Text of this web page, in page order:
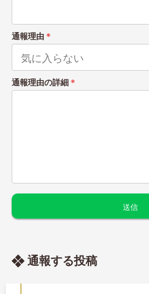
通報理由 ＊
通報理由の詳細 ＊
通報する投稿